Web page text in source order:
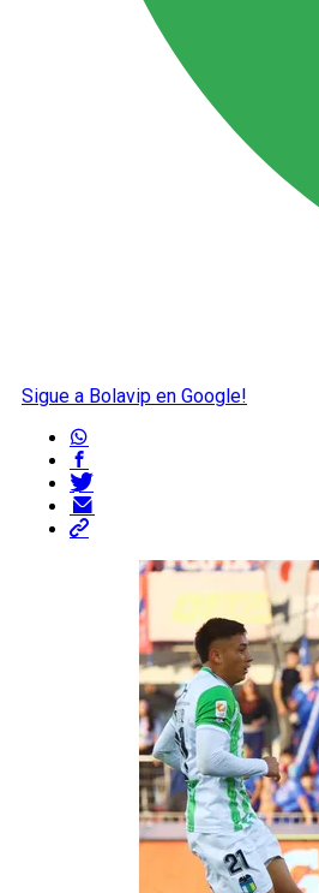
Sigue a Bolavip en Google!